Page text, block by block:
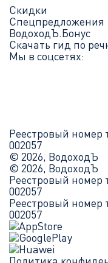
Скидки
Спецпредложения
ВодоходЪ.Бонус
Скачать гид по
Мы в соцсетях:
Реестровый номер
002057
© 2026, ВодоходЪ
© 2026, ВодоходЪ
Реестровый номер
002057
Реестровый номер
002057
Политика